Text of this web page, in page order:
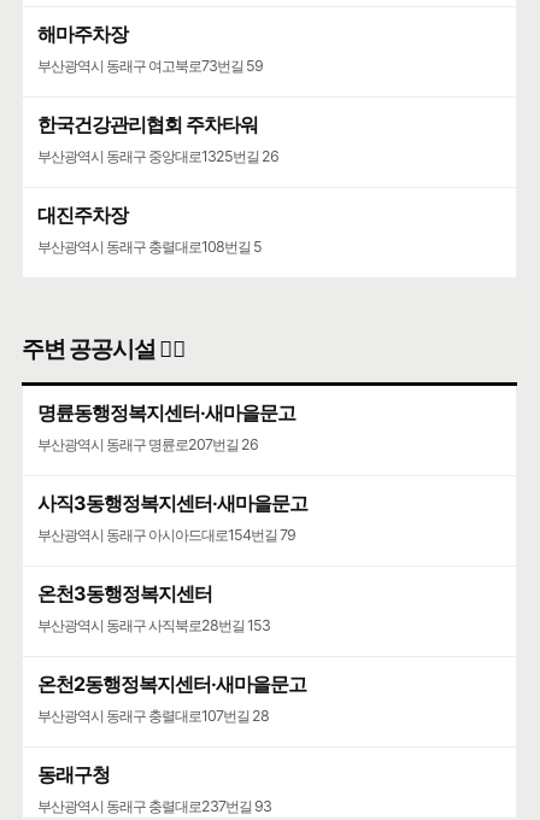
해마주차장
부산광역시 동래구 여고북로73번길 59
한국건강관리협회 주차타워
부산광역시 동래구 중앙대로1325번길 26
대진주차장
부산광역시 동래구 충렬대로108번길 5
주변 공공시설 👨‍✈️
명륜동행정복지센터·새마을문고
부산광역시 동래구 명륜로207번길 26
사직3동행정복지센터·새마을문고
부산광역시 동래구 아시아드대로154번길 79
온천3동행정복지센터
부산광역시 동래구 사직북로28번길 153
온천2동행정복지센터·새마을문고
부산광역시 동래구 충렬대로107번길 28
동래구청
부산광역시 동래구 충렬대로237번길 93